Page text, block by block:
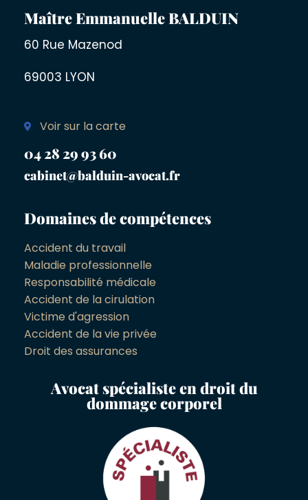
Maître Emmanuelle BALDUIN
60 Rue Mazenod
69003 LYON
Voir sur la carte
04 28 29 93 60
cabinet@balduin-avocat.fr
Domaines de compétences
Accident du travail
Maladie professionnelle
Responsabilité médicale
Accident de la cirulation
Victime d'agression
Accident de la vie privée
Droit des assurances
Avocat spécialiste en droit du
dommage corporel